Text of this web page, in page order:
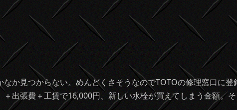
か見つからない。めんどくさそうなのでTOTOの修理窓口に登
出張費＋工賃で16,000円、新しい水栓が買えてしまう金額。